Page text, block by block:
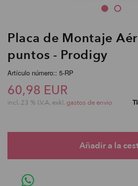
Placa de Montaje
puntos - Prodigy
Artículo número:: 5-RP
60,98 EUR
incl. 23 % I.V.A. exkl. gastos de envio